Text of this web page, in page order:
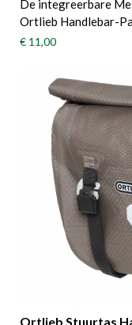
De integreerbare
Ortlieb Handlebar-
€ 11,00
Ortlieb Stuurtas